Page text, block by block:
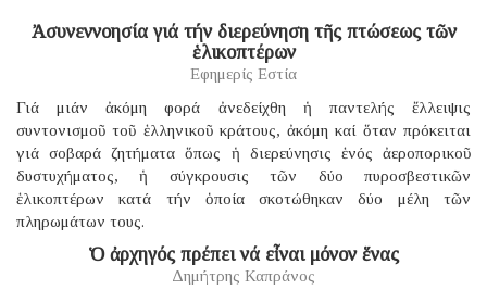
Ἀσυνεννοησία γιά τήν διερεύνηση τῆς πτώσεως τῶν
ἑλικοπτέρων
Εφημερίς Εστία
Γιά μιάν ἀκόμη φορά ἀνεδείχθη ἡ παντελής ἔλλειψις
συντονισμοῦ τοῦ ἑλληνικοῦ κράτους, ἀκόμη καί ὅταν πρόκειται
γιά σοβαρά ζητήματα ὅπως ἡ διερεύνησις ἑνός ἀεροπορικοῦ
δυστυχήματος, ἡ σύγκρουσις τῶν δύο πυροσβεστικῶν
ἑλικοπτέρων κατά τήν ὁποία σκοτώθηκαν δύο μέλη τῶν
πληρωμάτων τους.
Ὁ ἀρχηγός πρέπει νά εἶναι μόνον ἕνας
Δημήτρης Καπράνος